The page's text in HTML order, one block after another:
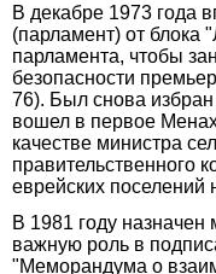
В декабре 1973 года
(парламент) от блока
парламента, чтобы
безопасности
76). Был снова избран
вошел в первое
качестве министра
правительственного
еврейских поселений
В 1981 году
важную роль в
"Меморандума о